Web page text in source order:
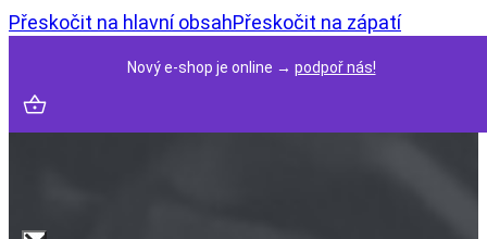
Přeskočit na hlavní obsahPřeskočit na zápatí
Nový e-shop je online → podpoř nás!